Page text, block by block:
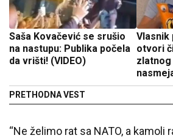
Saša Kovačević se srušio
na nastupu: Publika počela
da vrišti! (VIDEO)
PRETHODNA VEST
Vlasnik
otvori
“Ne želimo rat sa NATO, a kamoli